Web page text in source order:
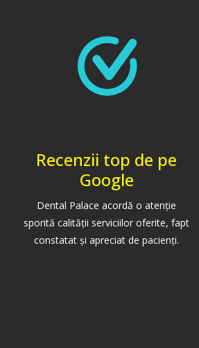
Recenzii top de pe
Google
Dental Palace acordă o atenţie
sporită calităţii serviciilor oferite, fapt
constatat şi apreciat de pacienţi.